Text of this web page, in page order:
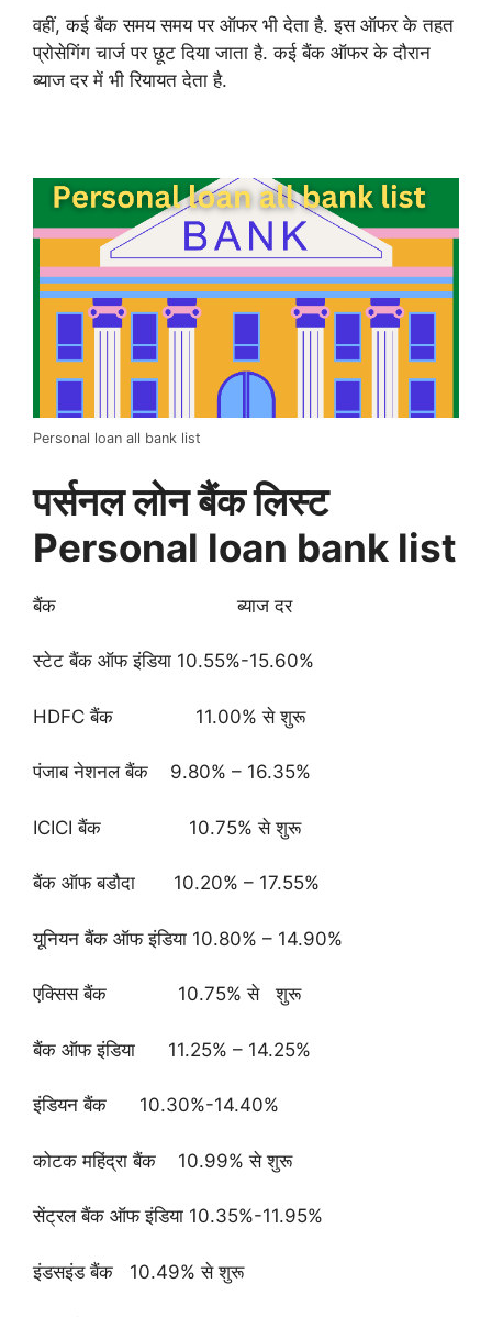
वहीं, कई बैंक समय समय पर ऑफर भी देता है. इस ऑफर के तहत
प्रोसेगिंग चार्ज पर छूट दिया जाता है. कई बैंक ऑफर के दौरान
ब्याज दर में भी रियायत देता है.
Personal loan all bank list
पर्सनल लोन बैंक लिस्ट
Personal loan bank list
बैंक ब्याज दर
स्टेट बैंक ऑफ इंडिया 10.55%-15.60%
HDFC बैंक 11.00% से शुरू
पंजाब नेशनल बैंक 9.80% – 16.35%
ICICI बैंक 10.75% से शुरू
बैंक ऑफ बडौदा 10.20% – 17.55%
यूनियन बैंक ऑफ इंडिया 10.80% – 14.90%
एक्सिस बैंक 10.75% से शुरू
बैंक ऑफ इंडिया 11.25% – 14.25%
इंडियन बैंक 10.30%-14.40%
कोटक महिंद्रा बैंक 10.99% से शुरू
सेंट्रल बैंक ऑफ इंडिया 10.35%-11.95%
इंडसइंड बैंक 10.49% से शुरू